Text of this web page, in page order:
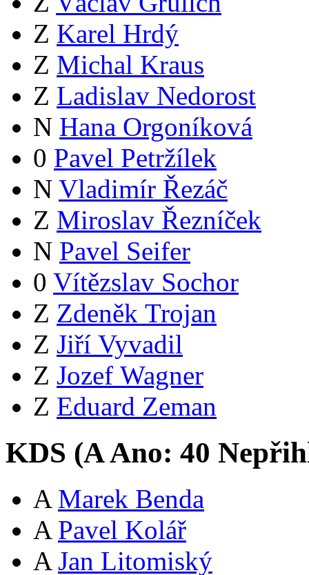
Z Karel Hrdý
Z Michal Kraus
Z Ladislav Nedorost
N Hana Orgoníková
0 Pavel Petržílek
N Vladimír Řezáč
Z Miroslav Řezníček
N Pavel Seifer
0 Vítězslav Sochor
Z Zdeněk Trojan
Z Jiří Vyvadil
Z Jozef Wagner
Z Eduard Zeman
KDS (AAno: 40
A Marek Benda
A Pavel Kolář
A Jan Litomiský